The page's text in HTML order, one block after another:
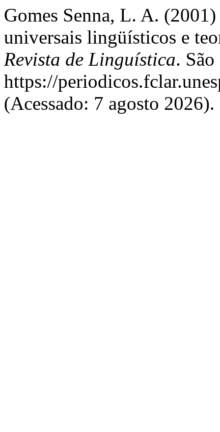
Gomes Senna, L. A.
universais lingüísticos e
Revista de Linguística.
https://
(Acessado: 7 agosto 2026).